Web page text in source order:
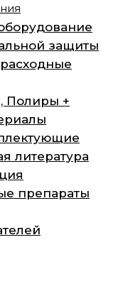
защиты
Полиры +
литература
препараты